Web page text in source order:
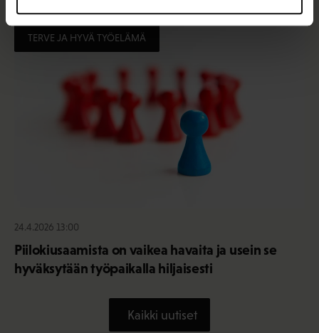
TERVE JA HYVÄ TYÖELÄMÄ
24.4.2026 13:00
Piilokiusaamista on vaikea havaita ja usein se
hyväksytään työpaikalla hiljaisesti
Kaikki uutiset